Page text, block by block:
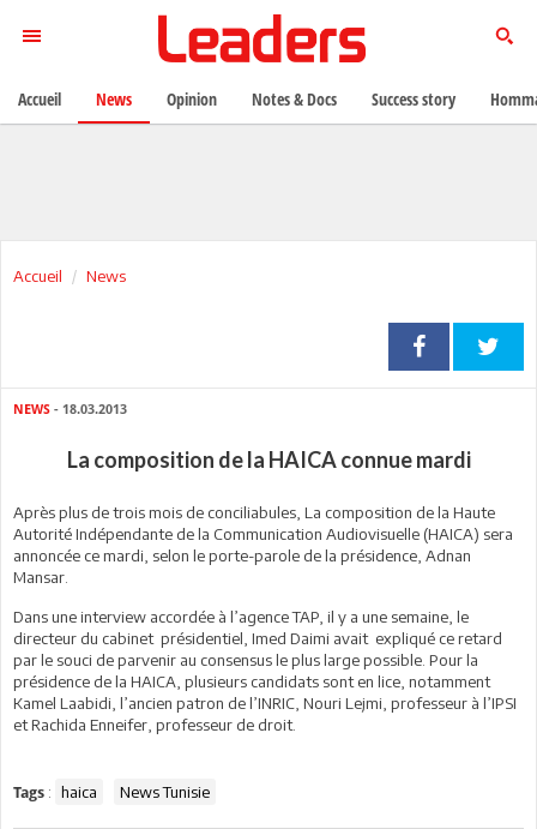
Accueil News
NEWS - 18.03.2013
La composition de la HAICA connue mardi
Après plus de trois mois de conciliabules, La composition de la Haute
Autorité Indépendante de la Communication Audiovisuelle (HAICA) sera
annoncée ce mardi, selon le porte-parole de la présidence, Adnan
Mansar.
Dans une interview accordée à l’agence TAP, il y a une semaine, le
directeur du cabinet présidentiel, Imed Daimi avait expliqué ce retard
par le souci de parvenir au consensus le plus large possible. Pour la
présidence de la HAICA, plusieurs candidats sont en lice, notamment
Kamel Laabidi, l’ancien patron de l’INRIC, Nouri Lejmi, professeur à l’IPSI
et Rachida Enneifer, professeur de droit.
Tags : haica News Tunisie
Accueil News Opinion Notes & Docs Success story